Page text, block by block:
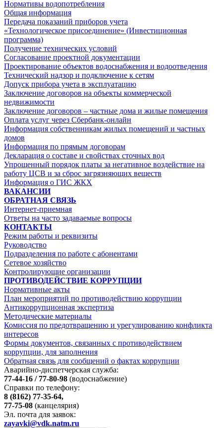
Нормативы водопотребления
Общая информация
Передача показаний приборов учета
«Технологическое присоединение» (Инвестиционная
программа)
Получение технических условий
Согласование проектной документации
Проектирование объектов водоснабжения и водоотведения
Технический надзор и подключение к сетям
Допуск прибора учета в эксплуатацию
Заключение договоров на объекты коммерческой
недвижимости
Заключение договоров – частные дома и жилые помещения
Оплата услуг через Сбербанк-онлайн
Информация собственникам жилых помещений и частных
домов
Информация по прямым договорам
Декларация о составе и свойствах сточных вод
Упрощенный порядок платы за негативное воздействие на
работу ЦСВ и за сброс загрязняющих веществ
Информация о ГИС ЖКХ
ВАКАНСИИ
ОБРАТНАЯ СВЯЗЬ
Интернет-приемная
Ответы на часто задаваемые вопросы
КОНТАКТЫ
Режим работы и реквизиты
Руководство
Подразделения по работе с абонентами
Сетевое хозяйство
Контролирующие организации
ПРОТИВОДЕЙСТВИЕ КОРРУПЦИИ
Нормативные акты
План мероприятий по противодействию коррупции
Антикоррупционная экспертиза
Методические материалы
Комиссия по предотвращению и урегулированию конфликта
интересов
Формы документов, связанных с противодействием
коррупции, для заполнения
Обратная связь для сообщений о фактах коррупции
Аварийно-диспетчерская служба:
77-44-16 / 77-80-98 (водоснабжение)
Справки по телефону:
8 (8162) 77-35-64,
77-75-08 (канцелярия)
Эл. почта для заявок:
zayavki@vdk.natm.ru